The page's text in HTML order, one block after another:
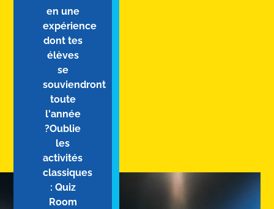
en une
expérience
dont tes
élèves
se
souviendront
toute
l'année
?Oublie
les
activités
classiques
: Quiz
Room